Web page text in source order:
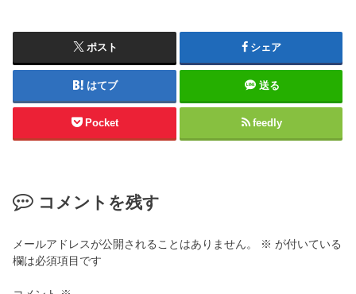
ポスト シェア
はてブ 送る
Pocket feedly
コメントを残す
メールアドレスが公開されることはありません。 ※ が付いている
欄は必須項目です